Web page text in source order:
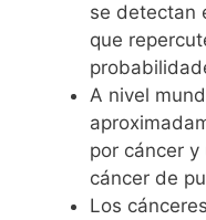
se detectan
que
A nivel
por cáncer y
cáncer de
Los